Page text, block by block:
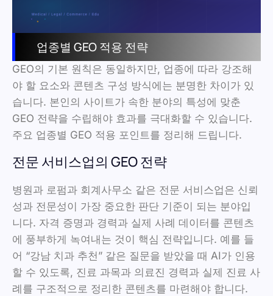
업종별 GEO 적용 전략
GEO의 기본 원칙은 동일하지만, 업종에 따라 강조해
야 할 요소와 콘텐츠 구성 방식에는 분명한 차이가 있
습니다. 본인의 사이트가 속한 분야의 특성에 맞춘
GEO 전략을 수립해야 효과를 극대화할 수 있습니다.
주요 업종별 GEO 적용 포인트를 정리해 드립니다.
전문 서비스업의 GEO 전략
병원과 로펌과 회계사무소 같은 전문 서비스업은 신뢰
성과 전문성이 가장 중요한 판단 기준이 되는 분야입
니다. 자격 증명과 경력과 실제 사례 데이터를 콘텐츠
에 풍부하게 녹여내는 것이 핵심 전략입니다. 예를 들
어 “강남 치과 추천” 같은 질문을 받았을 때 AI가 인용
할 수 있도록, 진료 과목과 의료진 경력과 실제 진료 사
례를 구조적으로 정리한 콘텐츠를 마련해야 합니다.